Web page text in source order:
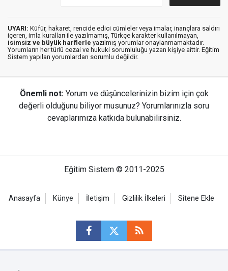
UYARI: Küfür, hakaret, rencide edici cümleler veya imalar, inançlara saldırı
içeren, imla kuralları ile yazılmamış, Türkçe karakter kullanılmayan,
isimsiz ve büyük harflerle yazılmış yorumlar onaylanmamaktadır.
Yorumların her türlü cezai ve hukuki sorumluluğu yazan kişiye aittir. Eğitim
Sistem yapılan yorumlardan sorumlu değildir.
Önemli not: Yorum ve düşüncelerinizin bizim için çok
değerli olduğunu biliyor musunuz? Yorumlarınızla soru
cevaplarımıza katkıda bulunabilirsiniz.
Eğitim Sistem © 2011-2025
Anasayfa Künye İletişim Gizlilik İlkeleri Sitene Ekle